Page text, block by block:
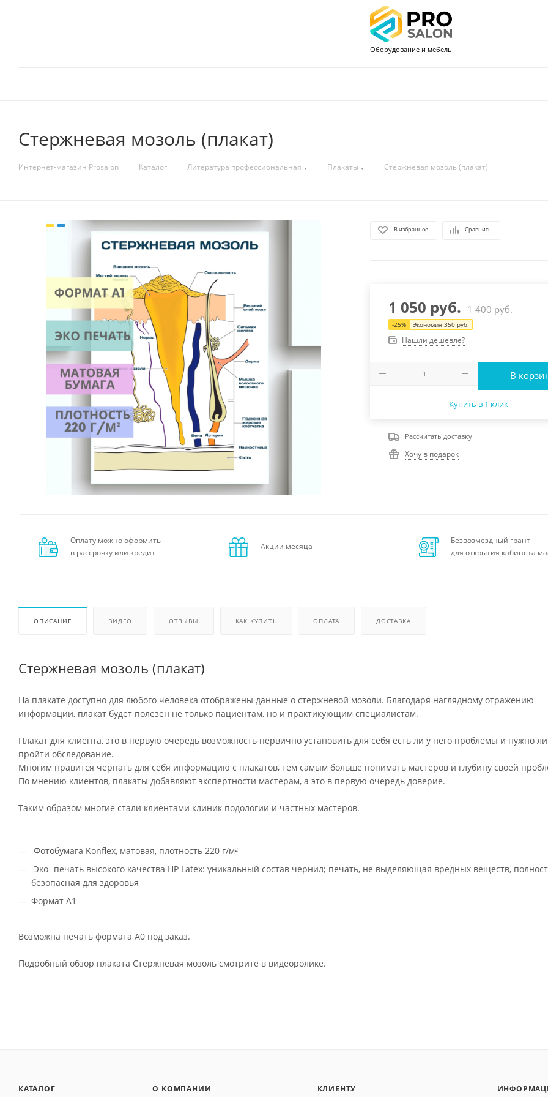
Оборудование и мебель
Стержневая мозоль (плакат)
Интернет-магазин Prosalon — Каталог — Литература профессиональная — Плакаты — Стержневая мозоль (плакат)
В избранное Сравнить
1 050 руб. 1 400руб.
-25% Экономия350 руб.
Нашли дешевле?
В
Купить в 1 клик
Рассчитать доставку
Хочу в подарок
Оплату можно оформить
в рассрочку или кредит
Акции месяца
Безвозмездный грант
для открытия кабинета
ОПИСАНИЕ ВИДЕО ОТЗЫВЫ КАК КУПИТЬ ОПЛАТА ДОСТАВКА
Стержневая мозоль (плакат)
На плакате доступно для любого человека отображены данные о стержневой мозоли. Благодаря наглядному отражению
информации, плакат будет полезен не только пациентам, но и практикующим специалистам.
Плакат для клиента, это в первую очередь возможность первично установить для себя есть ли у него проблемы и нужно
пройти обследование.
Многим нравится черпать для себя информацию с плакатов, тем самым больше понимать мастеров и глубину своей
По мнению клиентов, плакаты добавляют экспертности мастерам, а это в первую очередь доверие.
Таким образом многие стали клиентами клиник подологии и частных мастеров.
Фотобумага Konflex, матовая, плотность 220 г/м²
Эко- печать высокого качества HP Latex: уникальный состав чернил; печать, не выделяющая вредных веществ,
безопасная для здоровья
Формат А1
Возможна печать формата A0 под заказ.
Подробный обзор плаката Стержневая мозоль смотрите в видеоролике.
КАТАЛОГ О КОМПАНИИ КЛИЕНТУ